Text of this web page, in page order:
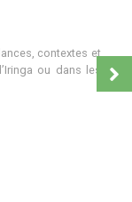
contextes et
ou dans les